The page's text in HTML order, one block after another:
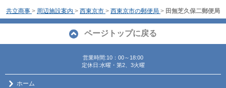
共立商事 > 周辺施設案内 > 西東京市 > 西東京市の郵便局 > 田無芝久保二郵便局
ページトップに戻る
営業時間:10：00～18:00
定休日:水曜・第2、3火曜
ホーム